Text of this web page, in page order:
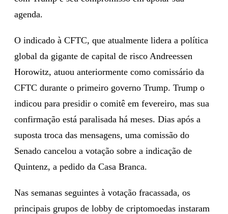
agenda.
O indicado à CFTC, que atualmente lidera a política
global da gigante de capital de risco Andreessen
Horowitz, atuou anteriormente como comissário da
CFTC durante o primeiro governo Trump. Trump o
indicou para presidir o comitê em fevereiro, mas sua
confirmação está paralisada há meses. Dias após a
suposta troca das mensagens, uma comissão do
Senado cancelou a votação sobre a indicação de
Quintenz, a pedido da Casa Branca.
Nas semanas seguintes à votação fracassada, os
principais grupos de lobby de criptomoedas instaram